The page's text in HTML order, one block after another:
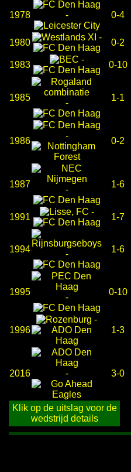
1978 - 0-4
1980
-
0-2
1983
-
0-10
1985
-
1-1
1986
-
0-2
1987
-
1-6
1991
-
1-7
1994 - 1-6
1995
-
0-10
1996
-
1-3
2016 - 3-0
Klik op de uitslag voor de
wedstrijd details